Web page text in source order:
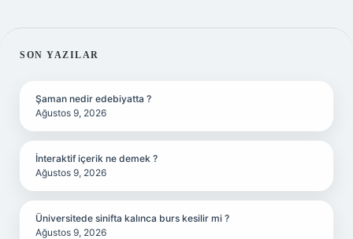
SIDEBAR
SON YAZILAR
Şaman nedir edebiyatta ?
Ağustos 9, 2026
İnteraktif içerik ne demek ?
Ağustos 9, 2026
Üniversitede sinifta kalınca burs kesilir mi ?
Ağustos 9, 2026